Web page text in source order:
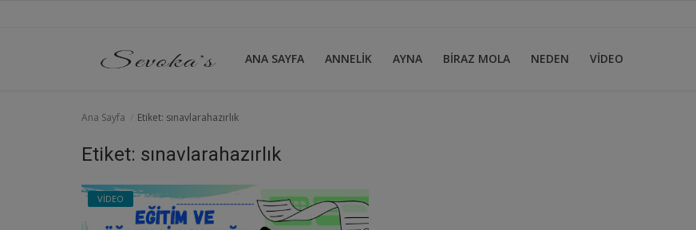
ANA SAYFA ANNELİK AYNA BİRAZ MOLA NEDEN VİDEO
BİRAZ MOLA
Ana Sayfa Etiket: sınavlarahazırlık
Etiket: sınavlarahazırlık
VİDEO